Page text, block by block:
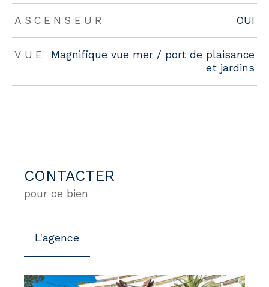
ASCENSEUR OUI
VUE
Magnifique vue mer / port de plaisance
et jardins
CONTACTER
pour ce bien
L'agence